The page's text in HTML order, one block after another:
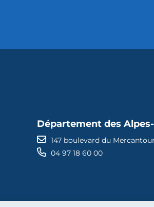
Département des
147 boulevard du
04 97 18 60 00